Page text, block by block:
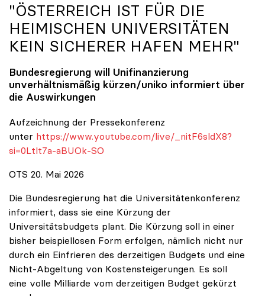
"ÖSTERREICH IST FÜR DIE
HEIMISCHEN UNIVERSITÄTEN
KEIN SICHERER HAFEN MEHR"
Bundesregierung will Unifinanzierung
unverhältnismäßig kürzen/uniko informiert über
die Auswirkungen
Aufzeichnung der Pressekonferenz
unter https://www.youtube.com/live/_nitF6sldX8?
si=0Ltlt7a-aBUOk-SO
OTS 20. Mai 2026
Die Bundesregierung hat die Universitätenkonferenz
informiert, dass sie eine Kürzung der
Universitätsbudgets plant. Die Kürzung soll in einer
bisher beispiellosen Form erfolgen, nämlich nicht nur
durch ein Einfrieren des derzeitigen Budgets und eine
Nicht-Abgeltung von Kostensteigerungen. Es soll
eine volle Milliarde vom derzeitigen Budget gekürzt